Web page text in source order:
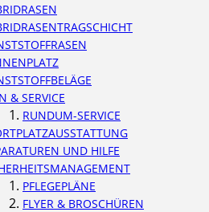
& SERVICE
RUNDUM-SERVICE
UND HILFE
PFLEGEPLÄNE
FLYER & BROSCHÜREN